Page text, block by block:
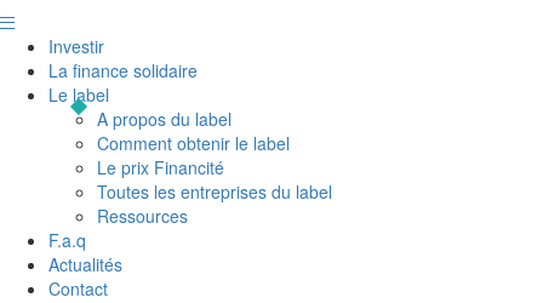
Investir
La finance solidaire
Le label
A propos du label
Comment obtenir le label
Le prix Financité
Toutes les entreprises du label
Ressources
F.a.q
Actualités
Contact